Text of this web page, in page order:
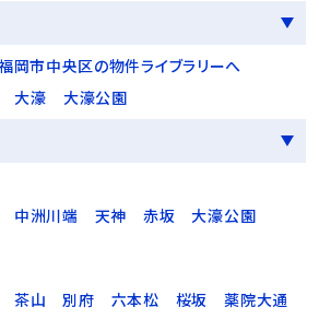
岡市中央区の物件ライブラリーへ
大濠
大濠公園
中洲川端 天神 赤坂
大濠公園
茶山 別府 六本松 桜坂 薬院大通